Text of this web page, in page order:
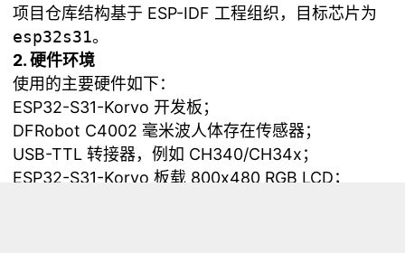
项目仓库结构基于 ESP-IDF 工程组织，目标芯片为
esp32s31。
2. 硬件环境
使用的主要硬件如下：
ESP32-S31-Korvo 开发板；
DFRobot C4002 毫米波人体存在传感器；
USB-TTL 转接器，例如 CH340/CH34x；
ESP32-S31-Korvo 板载 800x480 RGB LCD；